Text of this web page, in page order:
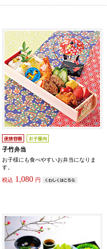
子竹弁当
お子様にも食べやすいお弁当になりま
す。
税込 1,080 円